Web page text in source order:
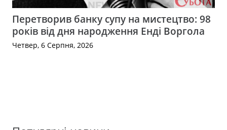
Перетворив банку супу на мистецтво: 98
років від дня народження Енді Воргола
Четвер, 6 Серпня, 2026